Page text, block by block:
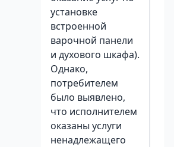
установке
встроенной
варочной панели
и духового шкафа).
Однако,
потребителем
было выявлено,
что исполнителем
оказаны услуги
ненадлежащего